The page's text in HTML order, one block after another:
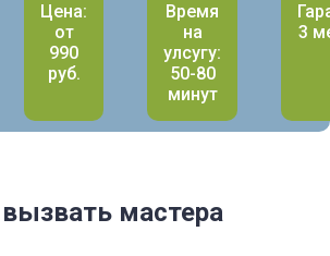
Цена:
от
990
руб.
Время
на
улсугу:
50-80
минут
3
мастера